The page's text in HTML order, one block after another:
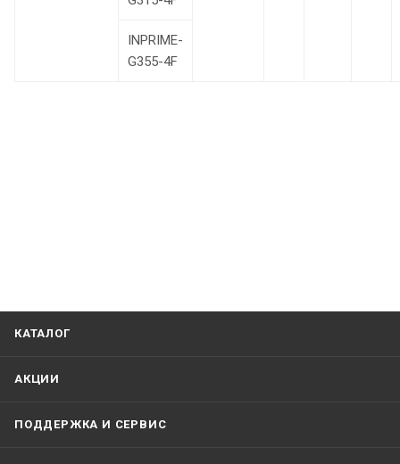
INPRIME-
G355-4F
КАТАЛОГ
АКЦИИ
ПОДДЕРЖКА И СЕРВИС